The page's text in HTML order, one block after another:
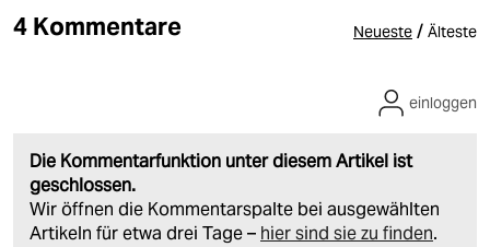
4 Kommentare Neueste / Älteste
Die Kommentarfunktion unter diesem Artikel ist
geschlossen.
Wir öffnen die Kommentarspalte bei ausgewählten
Artikeln für etwa drei Tage – hier sind sie zu finden.
einloggen